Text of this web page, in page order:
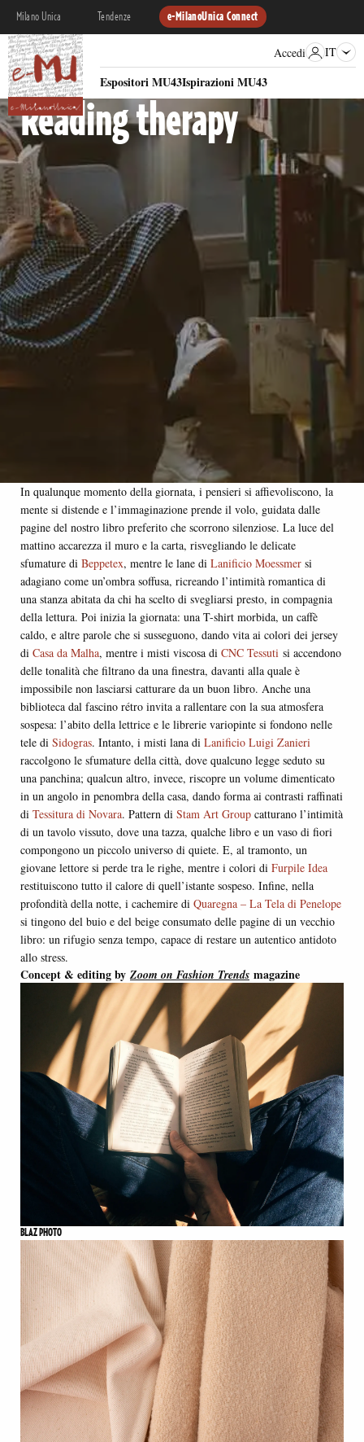
Milano Unica Tendenze e-MilanoUnica Connect
Espositori MU43Ispirazioni MU43
Accedi IT
Reading therapy
RACCONTO MATERICO
In qualunque momento della giornata, i pensieri si affievoliscono, la
mente si distende e l’immaginazione prende il volo, guidata dalle
pagine del nostro libro preferito che scorrono silenziose. La luce del
mattino accarezza il muro e la carta, risvegliando le delicate
sfumature di Beppetex, mentre le lane di Lanificio Moessmer si
adagiano come un’ombra soffusa, ricreando l’intimità romantica di
una stanza abitata da chi ha scelto di svegliarsi presto, in compagnia
della lettura. Poi inizia la giornata: una T-shirt morbida, un caffè
caldo, e altre parole che si susseguono, dando vita ai colori dei jersey
di Casa da Malha, mentre i misti viscosa di CNC Tessuti si accendono
delle tonalità che filtrano da una finestra, davanti alla quale è
impossibile non lasciarsi catturare da un buon libro. Anche una
biblioteca dal fascino rétro invita a rallentare con la sua atmosfera
sospesa: l’abito della lettrice e le librerie variopinte si fondono nelle
tele di Sidogras. Intanto, i misti lana di Lanificio Luigi Zanieri
raccolgono le sfumature della città, dove qualcuno legge seduto su
una panchina; qualcun altro, invece, riscopre un volume dimenticato
in un angolo in penombra della casa, dando forma ai contrasti raffinati
di Tessitura di Novara. Pattern di Stam Art Group catturano l’intimità
di un tavolo vissuto, dove una tazza, qualche libro e un vaso di fiori
compongono un piccolo universo di quiete. E, al tramonto, un
giovane lettore si perde tra le righe, mentre i colori di Furpile Idea
restituiscono tutto il calore di quell’istante sospeso. Infine, nella
profondità della notte, i cachemire di Quaregna – La Tela di Penelope
si tingono del buio e del beige consumato delle pagine di un vecchio
libro: un rifugio senza tempo, capace di restare un autentico antidoto
allo stress.
Concept & editing by Zoom on Fashion Trends magazine
BLAZ PHOTO